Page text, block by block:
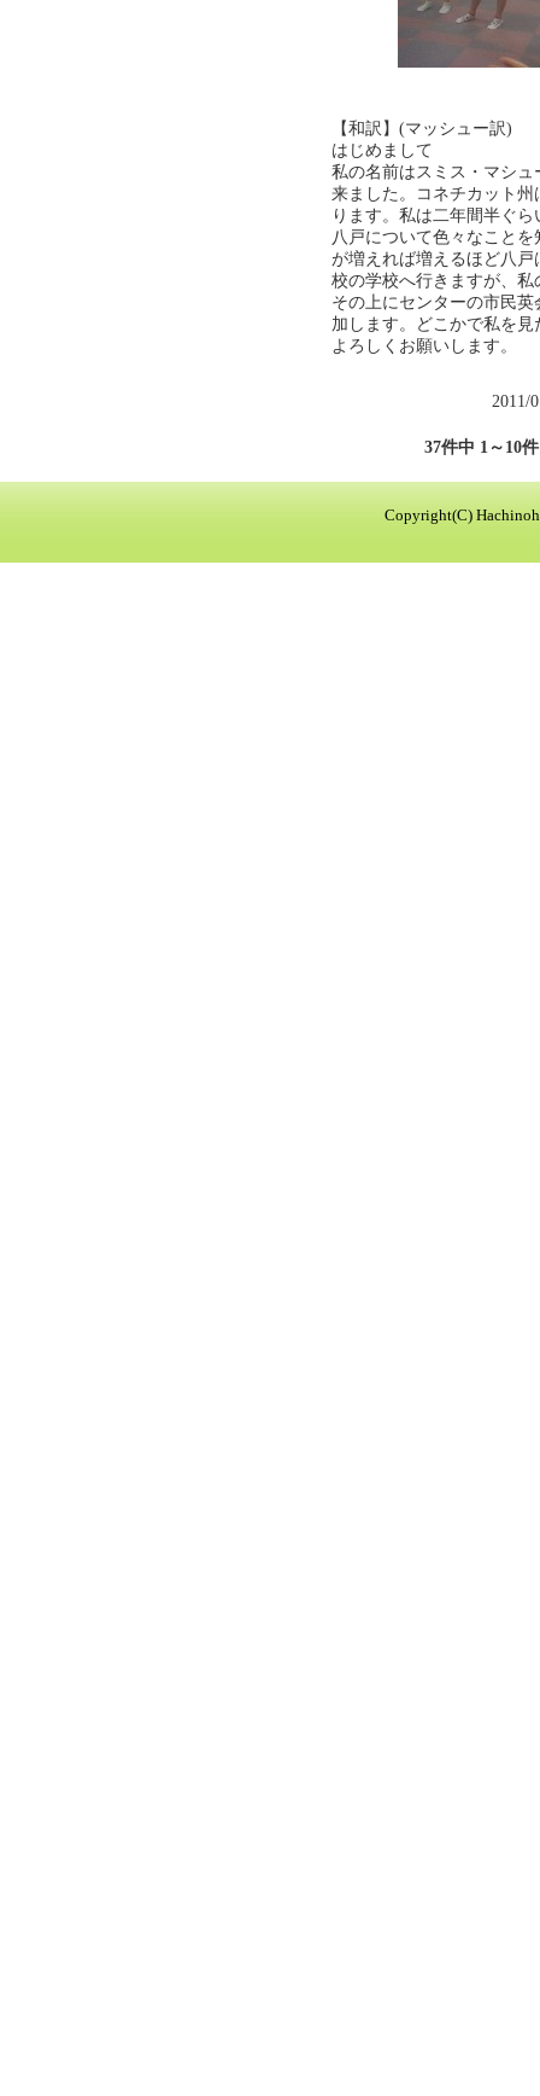
【和訳】(マッシュー訳)
はじめまして
私の名前はスミス・マシ
来ました。コネチカット
ります。私は二年間半ぐ
八戸について色々なこと
が増えれば増えるほど八
校の学校へ行きますが、
その上にセンターの市民
加します。どこかで私を
よろしくお願いします。
2011/
37件中 1～10
Copyright(C)